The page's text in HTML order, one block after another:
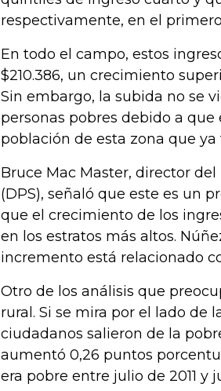
respectivamente, en el
En todo el campo, estos
$210.386, un crecimiento
Sin embargo, la subida no se
personas pobres debido a que
población de esta zona que
Bruce Mac Master, director
(DPS), señaló que este es un
que el crecimiento de los
en los estratos más altos.
incremento está relacionado
Otro de los análisis que
rural. Si se mira por el lado de
ciudadanos salieron de la
aumentó 0,26 puntos
era pobre entre julio de 2011 y